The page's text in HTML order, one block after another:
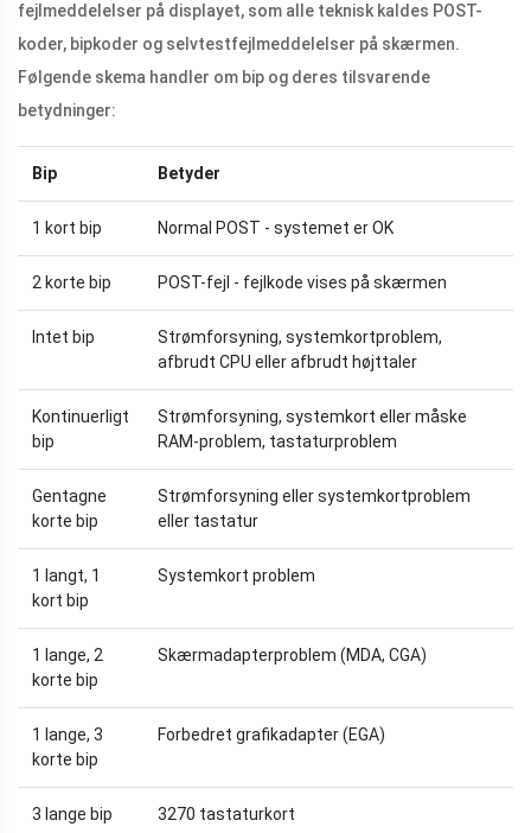
fejlmeddelelser på displayet, som alle teknisk kaldes POST-
koder, bipkoder og selvtestfejlmeddelelser på skærmen.
Følgende skema handler om bip og deres tilsvarende
betydninger:
Bip Betyder
1 kort bip Normal POST - systemet er OK
2 korte bip POST-fejl - fejlkode vises på skærmen
Intet bip
Strømforsyning, systemkortproblem,
afbrudt CPU eller afbrudt højttaler
Kontinuerligt
bip
Strømforsyning, systemkort eller måske
RAM-problem, tastaturproblem
Gentagne
korte bip
Strømforsyning eller systemkortproblem
eller tastatur
1 langt, 1
kort bip
Systemkort problem
1 lange, 2
korte bip
Skærmadapterproblem (MDA, CGA)
1 lange, 3
korte bip
Forbedret grafikadapter (EGA)
3 lange bip 3270 tastaturkort